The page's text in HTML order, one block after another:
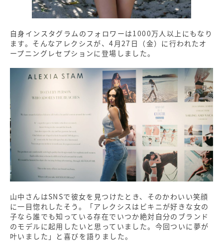
自身インスタグラムのフォロワーは1000万人以上にもなり
ます。そんなアレクシスが、4月27日（金）に行われたオ
ープニングレセプションに登場しました。
山中さんはSNSで彼女を見つけたとき、そのかわいい笑顔
に一目惚れしたそう。「アレクシスはビキニが好きな女の
子なら誰でも知っている存在でいつか絶対自分のブランド
のモデルに起用したいと思っていました。今回ついに夢が
叶いました」と喜びを語りました。